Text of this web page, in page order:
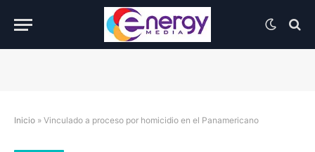
Inicio » Vinculado a proceso por homicidio en el Panamericano